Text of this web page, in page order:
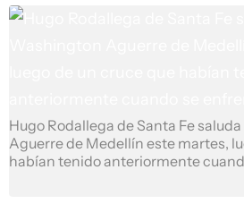
Hugo Rodallega de Santa Fe
Aguerre de Medellín este martes,
habían tenido anteriormente